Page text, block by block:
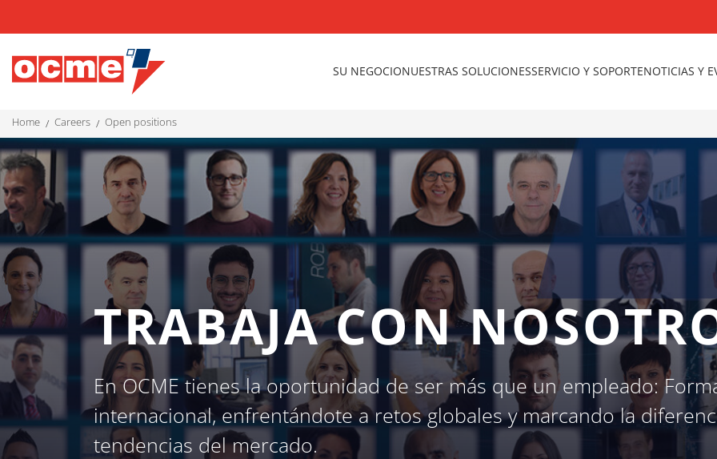
SU NEGOCIONUESTRAS SOLUCIONESSERVICIO Y SOPORTENOTICIAS Y
home careers open positions
TRABAJA CON
En OCME tienes la oportunidad de ser más que un empleado:
internacional, enfrentándote a retos globales y marcando la
tendencias del mercado.